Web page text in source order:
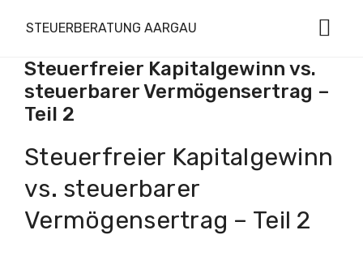
STEUERBERATUNG AARGAU
Steuerfreier Kapitalgewinn vs.
steuerbarer Vermögensertrag –
Teil 2
Steuerfreier Kapitalgewinn
vs. steuerbarer
Vermögensertrag – Teil 2